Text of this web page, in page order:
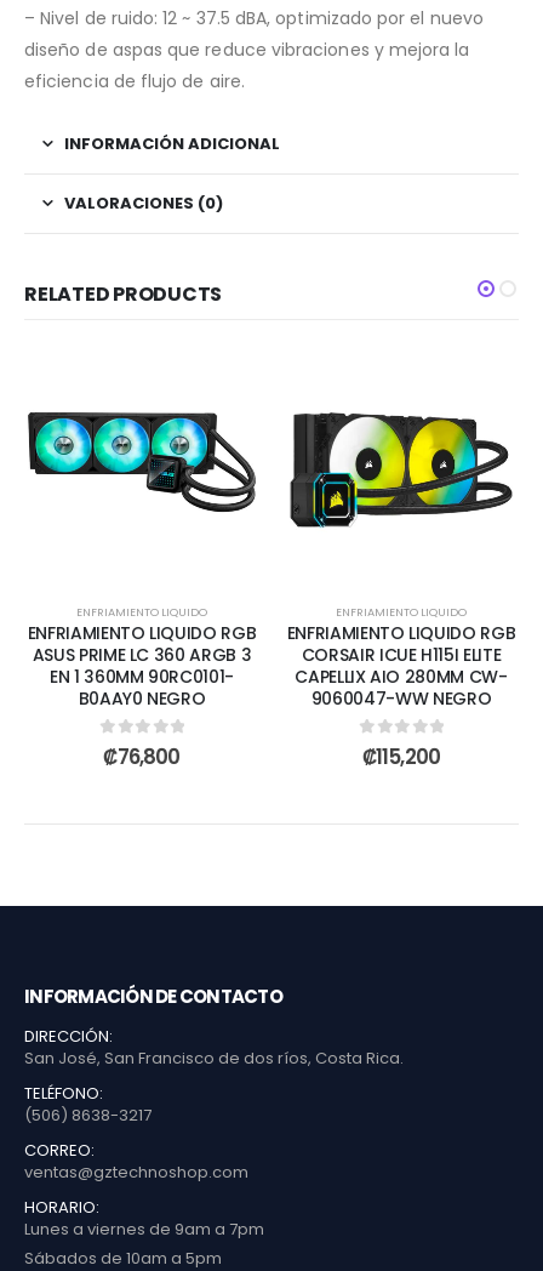
– Nivel de ruido: 12 ~ 37.5 dBA, optimizado por el nuevo
diseño de aspas que reduce vibraciones y mejora la
eficiencia de flujo de aire.
INFORMACIÓN ADICIONAL
VALORACIONES (0)
RELATED PRODUCTS
ENFRIAMIENTO LIQUIDO
ENFRIAMIENTO LIQUIDO RGB
ASUS PRIME LC 360 ARGB 3
EN 1 360MM 90RC0101-
B0AAY0 NEGRO
0out of 5
₡76,800
ENFRIAMIENTO LIQUIDO
ENFRIAMIENTO LIQUIDO RGB
CORSAIR ICUE H115I ELITE
CAPELLIX AIO 280MM CW-
9060047-WW NEGRO
0out of 5
₡115,200
INFORMACIÓN DE CONTACTO
DIRECCIÓN:
San José, San Francisco de dos ríos, Costa Rica.
TELÉFONO:
(506) 8638-3217
CORREO:
ventas@gztechnoshop.com
HORARIO:
Lunes a viernes de 9am a 7pm
Sábados de 10am a 5pm